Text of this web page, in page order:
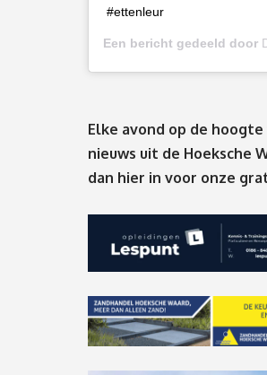
#ettenleur
Een bericht gedeeld door
Elke avond op de
nieuws uit de Hoeksche
dan hier in voor onze